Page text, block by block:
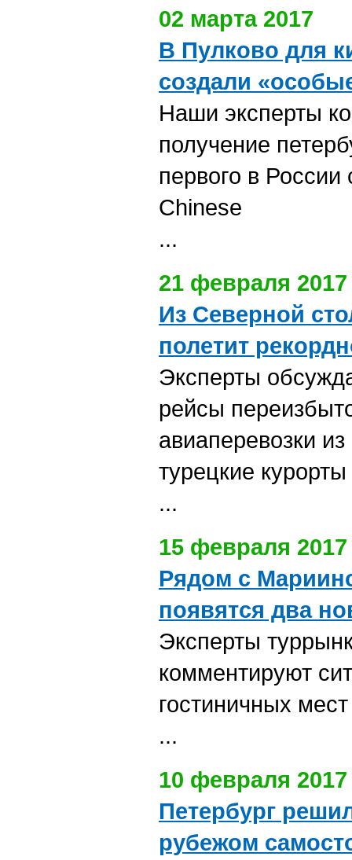
02 марта 2017
В Пулково для
создали
Наши эксперты
получение
первого в
Chinese
...
21 февраля 2017
Из Северной
полетит
Эксперты
рейсы
авиаперевозки
турецкие курорты
...
15 февраля 2017
Рядом с
появятся два
Эксперты
комментируют
гостиничных мест
...
10 февраля 2017
Петербург
рубежом